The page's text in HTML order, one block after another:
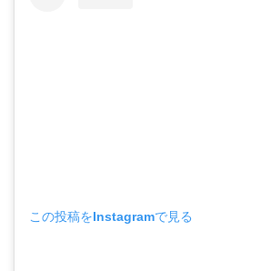
この投稿をInstagramで見る